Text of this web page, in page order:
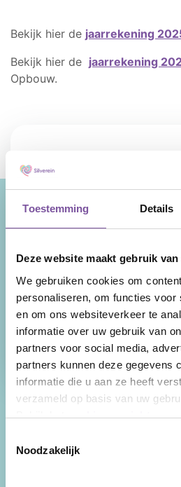
Toestemming Details
Deze website maakt gebruik
We gebruiken cookies om
personaliseren, om functies voor
en om ons websiteverkeer te
informatie over uw gebruik van
partners voor social media,
partners kunnen deze gegevens
informatie die u aan ze heeft
verzameld op basis van uw
Bekijk hetcookieoverzichtvoor
Noodzakelijk
Bekijk hier de jaarrekening
Bekijk hier de jaarrekening
Opbouw.
de provincie Utrecht met
revalidatie. Uw
draad door onze zorg en
Facebook
LinkedInInstagram
YouTube
Snel naar
Veelgestelde vragen